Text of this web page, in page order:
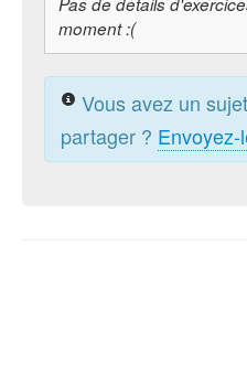
moment :(
Vous avez un
partager ?